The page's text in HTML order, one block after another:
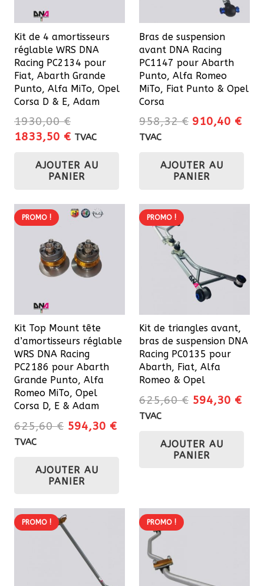
Kit de 4 amortisseurs
réglable WRS DNA
Racing PC2134 pour
Fiat, Abarth Grande
Punto, Alfa MiTo, Opel
Corsa D & E, Adam
1930,00€
Le
initial
1833,50 €Le
actuel
est :
TVAC
AJOUTER AU
PANIER
Bras de suspension
avant DNA Racing
PC1147 pour Abarth
Punto, Alfa Romeo
MiTo, Fiat Punto & Opel
Corsa
958,32€ Le
était :
958,32 €.
910,40 €Le
TVAC
AJOUTER AU
PANIER
PROMO !
Kit Top Mount tête
d’amortisseurs réglable
WRS DNA Racing
PC2186 pour Abarth
Grande Punto, Alfa
Romeo MiTo, Opel
Corsa D, E & Adam
625,60€ Le
était :
625,60 €.
594,30 €Le
TVAC
AJOUTER AU
PANIER
PROMO !
Kit de triangles avant,
bras de suspension DNA
Racing PC0135 pour
Abarth, Fiat, Alfa
Romeo & Opel
625,60€ Le
était :
625,60 €.
594,30 €Le
TVAC
AJOUTER AU
PANIER
PROMO ! PROMO !